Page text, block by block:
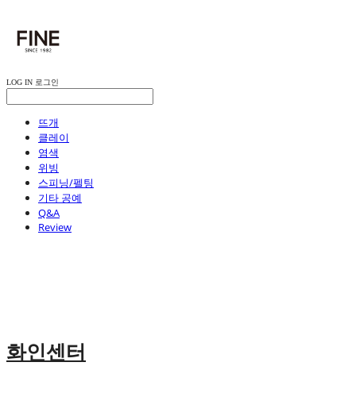
LOG IN 로그인
뜨개
클레이
염색
위빙
스피닝/펠팅
기타 공예
Q&A
Review
화인센터